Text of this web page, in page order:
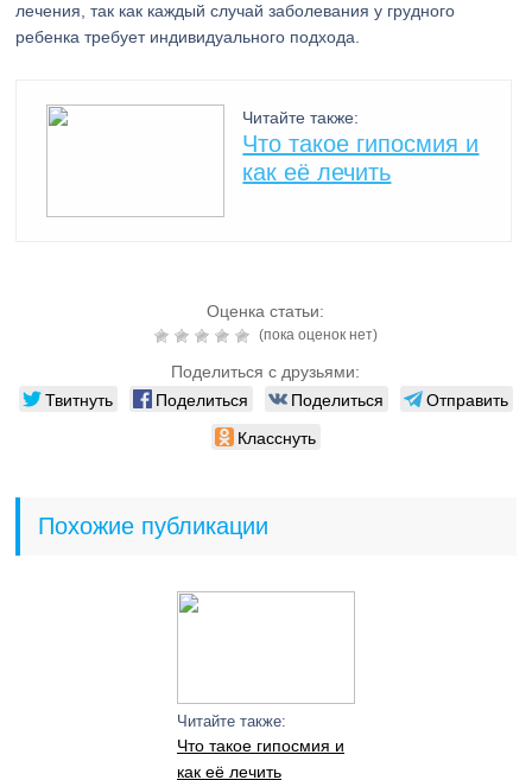
лечения, так как каждый случай заболевания у грудного
ребенка требует индивидуального подхода.
Читайте также:
Что такое гипосмия и
как её лечить
Оценка статьи:
(пока оценок нет)
Поделиться с друзьями:
Твитнуть Поделиться Поделиться
Отправить
Класснуть
Похожие публикации
Читайте также:
Что такое гипосмия и
как её лечить